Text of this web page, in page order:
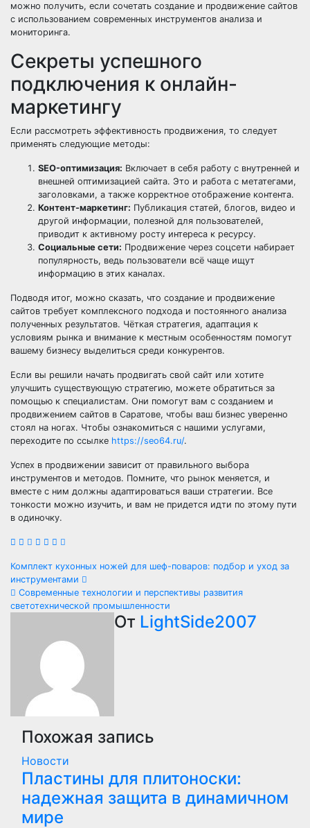
можно получить, если сочетать создание и продвижение сайтов
с использованием современных инструментов анализа и
мониторинга.
Секреты успешного
подключения к онлайн-
маркетингу
Если рассмотреть эффективность продвижения, то следует
применять следующие методы:
SEO-оптимизация: Включает в себя работу с внутренней и
внешней оптимизацией сайта. Это и работа с метатегами,
заголовками, а также корректное отображение контента.
Контент-маркетинг: Публикация статей, блогов, видео и
другой информации, полезной для пользователей,
приводит к активному росту интереса к ресурсу.
Социальные сети: Продвижение через соцсети набирает
популярность, ведь пользователи всё чаще ищут
информацию в этих каналах.
Подводя итог, можно сказать, что создание и продвижение
сайтов требует комплексного подхода и постоянного анализа
полученных результатов. Чёткая стратегия, адаптация к
условиям рынка и внимание к местным особенностям помогут
вашему бизнесу выделиться среди конкурентов.
Если вы решили начать продвигать свой сайт или хотите
улучшить существующую стратегию, можете обратиться за
помощью к специалистам. Они помогут вам с созданием и
продвижением сайтов в Саратове, чтобы ваш бизнес уверенно
стоял на ногах. Чтобы ознакомиться с нашими услугами,
переходите по ссылке https://seo64.ru/.
Успех в продвижении зависит от правильного выбора
инструментов и методов. Помните, что рынок меняется, и
вместе с ним должны адаптироваться ваши стратегии. Все
тонкости можно изучить, и вам не придется идти по этому пути
в одиночку.
Навигация
по
Комплект кухонных ножей для шеф-поваров: подбор и уход за
инструментами
Современные технологии и перспективы развития
светотехнической промышленности
От LightSide2007
Похожая запись
Новости
Пластины для плитоноски:
надежная защита в динамичном
мире